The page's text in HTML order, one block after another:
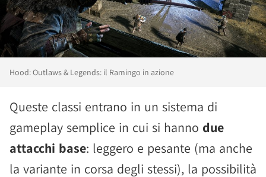
Hood: Outlaws & Legends: il Ramingo in azione
Queste classi entrano in un sistema di
gameplay semplice in cui si hanno due
attacchi base: leggero e pesante (ma anche
la variante in corsa degli stessi), la possibilità